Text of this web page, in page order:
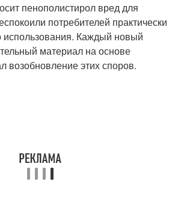
пенополистирол вред для
потребителей практически
использования. Каждый новый
материал на основе
возобновление этих споров.